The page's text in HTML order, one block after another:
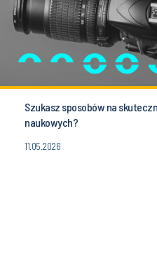
Szukasz sposobów na
naukowych?
11.05.2026